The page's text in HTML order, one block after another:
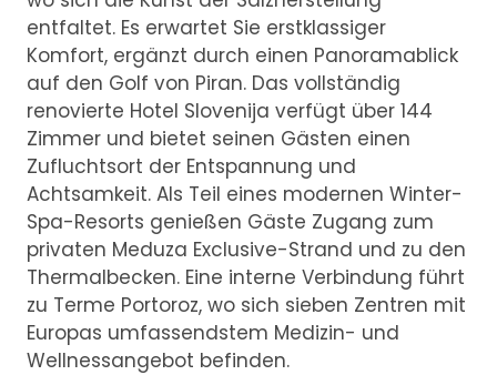
entfaltet. Es erwartet Sie erstklassiger
Komfort, ergänzt durch einen Panoramablick
auf den Golf von Piran. Das vollständig
renovierte Hotel Slovenija verfügt über 144
Zimmer und bietet seinen Gästen einen
Zufluchtsort der Entspannung und
Achtsamkeit. Als Teil eines modernen Winter-
Spa-Resorts genießen Gäste Zugang zum
privaten Meduza Exclusive-Strand und zu den
Thermalbecken. Eine interne Verbindung führt
zu Terme Portoroz, wo sich sieben Zentren mit
Europas umfassendstem Medizin- und
Wellnessangebot befinden.